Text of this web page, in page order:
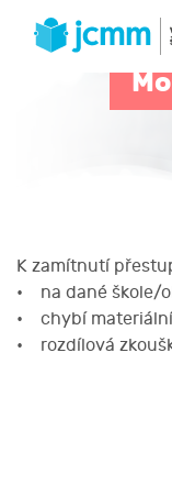
K zamítnutí
• na dané škole/
• chybí
• rozdílová